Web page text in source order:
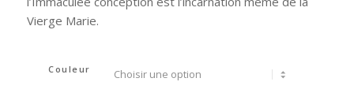
Vierge Marie.
Couleur